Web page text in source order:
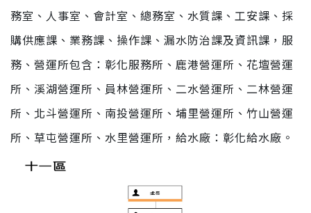
務室、人事室、會計室、總務室、水質課、工安課、採
購供應課、業務課、操作課、漏水防治課及資訊課，服
務、營運所包含：彰化服務所、鹿港營運所、花壇營運
所、溪湖營運所、員林營運所、二水營運所、二林營運
所、北斗營運所、南投營運所、埔里營運所、竹山營運
所、草屯營運所、水里營運所，給水廠：彰化給水廠。